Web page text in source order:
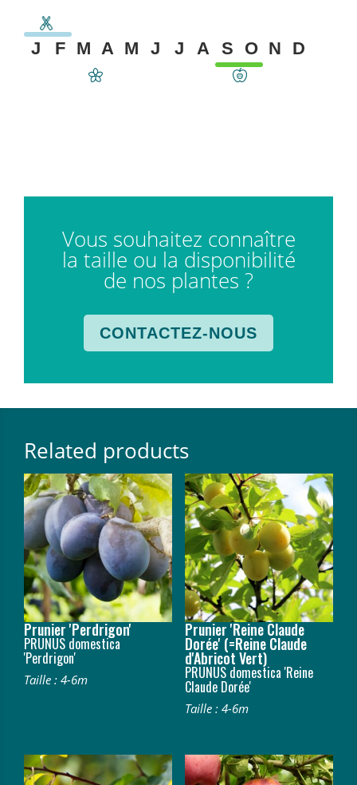
J F M A M J J A S O N D
Vous souhaitez connaître
la taille ou la disponibilité
de nos plantes ?
CONTACTEZ-NOUS
Related products
Prunier 'Perdrigon'
PRUNUS domestica
'Perdrigon'
Taille : 4-6m
Prunier 'Reine Claude
Dorée' (=Reine Claude
d'Abricot Vert)
PRUNUS domestica 'Reine
Claude Dorée'
Taille : 4-6m